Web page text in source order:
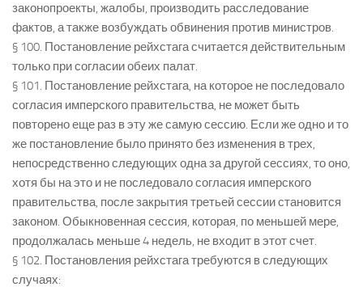
законопроекты, жалобы, производить расследование
фактов, а также возбуждать обвинения против министров.
§ 100. Постановление рейхстага считается действительным
только при согласии обеих палат.
§ 101. Постановление рейхстага, на которое не последовало
согласия имперского правительства, не может быть
повторено еще раз в эту же самую сессию. Если же одно и то
же постановление было принято без изменения в трех,
непосредственно следующих одна за другой сессиях, то оно,
хотя бы на это и не последовало согласия имперского
правительства, после закрытия третьей сессии становится
законом. Обыкновенная сессия, которая, по меньшей мере,
продолжалась меньше 4 недель, не входит в этот счет.
§ 102. Постановления рейхстага требуются в следующих
случаях: